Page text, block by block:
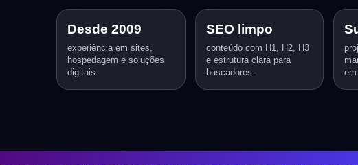
Desde 2009
experiência em sites,
hospedagem e soluções
digitais.
SEO limpo
conteúdo com H1, H2, H3
e estrutura clara para
buscadores.